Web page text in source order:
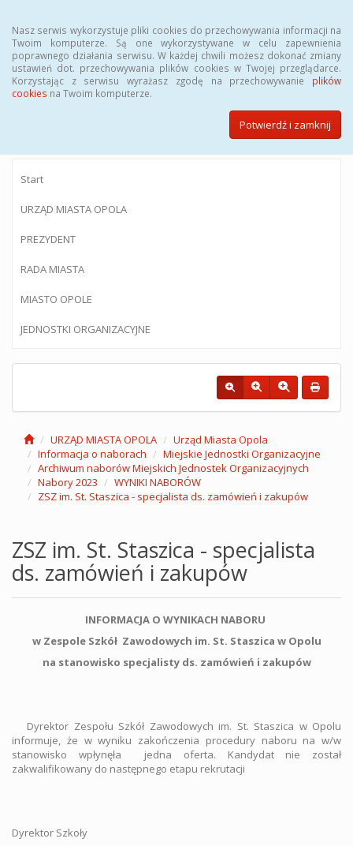
Nasz serwis wykorzystuje pliki cookies do przechowywania informacji na
Twoim komputerze. Są one wykorzystywane w celu zapewnienia
poprawnego działania serwisu. W każdej chwili możesz dokonać zmiany
ustawień dot. przechowywania plików cookies w Twojej przeglądarce.
Korzystając z serwisu wyrażasz zgodę na przechowywanie plików
cookies na Twoim komputerze.
Potwierdź i zamknij
BIULETYN INFORMACJI PUBLICZNEJ
Urzędu Miasta Opola
Start
URZĄD MIASTA OPOLA
PREZYDENT
RADA MIASTA
MIASTO OPOLE
JEDNOSTKI ORGANIZACYJNE
URZĄD MIASTA OPOLA
Urząd Miasta Opola
Informacja o naborach
Miejskie Jednostki Organizacyjne
Archiwum naborów Miejskich Jednostek Organizacyjnych
Nabory 2023
WYNIKI NABORÓW
ZSZ im. St. Staszica - specjalista ds. zamówień i zakupów
ZSZ im. St. Staszica - specjalista
ds. zamówień i zakupów
INFORMACJA O WYNIKACH NABORU
w Zespole Szkół Zawodowych im. St. Staszica w Opolu
na stanowisko specjalisty ds. zamówień i zakupów
Dyrektor Zespołu Szkół Zawodowych im. St. Staszica w Opolu
informuje, że w wyniku zakończenia procedury naboru na w/w
stanowisko wpłynęła jedna oferta. Kandydat nie został
zakwalifikowany do następnego etapu rekrutacji
Dyrektor Szkoły